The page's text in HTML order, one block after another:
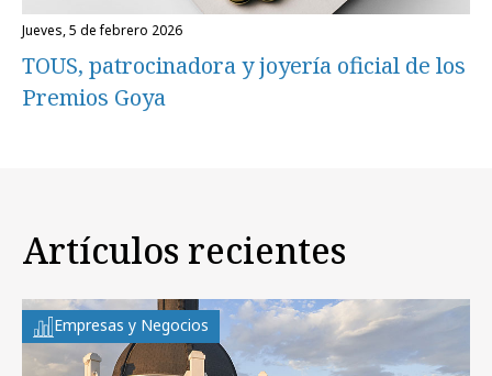
jueves, 5 de febrero 2026
TOUS, patrocinadora y joyería oficial de los
Premios Goya
Artículos recientes
Empresas y Negocios